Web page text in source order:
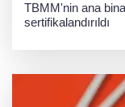
TBMM'nin ana
sertifikalandırıldı